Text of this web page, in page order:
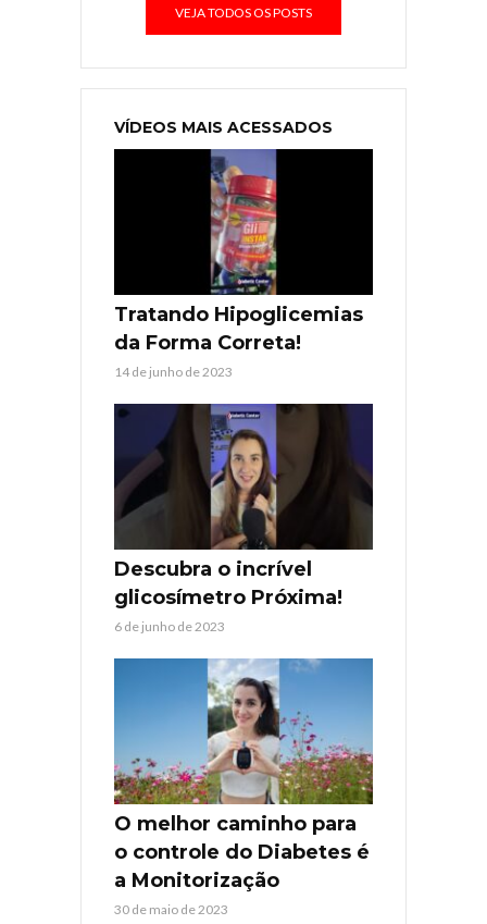
VEJA TODOS OS POSTS
VÍDEOS MAIS ACESSADOS
Tratando Hipoglicemias
da Forma Correta!
14 de junho de 2023
Descubra o incrível
glicosímetro Próxima!
6 de junho de 2023
O melhor caminho para
o controle do Diabetes é
a Monitorização
30 de maio de 2023